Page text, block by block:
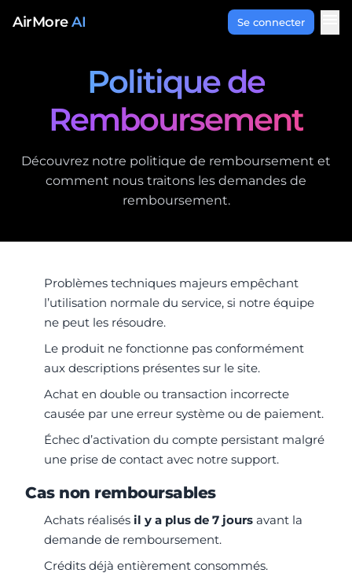
AirMoreAI Se connecter
Politique de
Remboursement
Découvrez notre politique de remboursement et
comment nous traitons les demandes de
remboursement.
Problèmes techniques majeurs empêchant
l’utilisation normale du service, si notre équipe
ne peut les résoudre.
Le produit ne fonctionne pas conformément
aux descriptions présentes sur le site.
Achat en double ou transaction incorrecte
causée par une erreur système ou de paiement.
Échec d’activation du compte persistant malgré
une prise de contact avec notre support.
Cas non remboursables
Achats réalisés il y a plus de 7 jours avant la
demande de remboursement.
Crédits déjà entièrement consommés.